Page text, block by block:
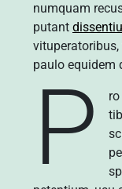
numquam
putant
paulo equidem
P